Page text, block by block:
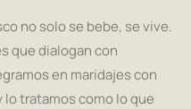
no solo se bebe, se vive.
que dialogan con
en maridajes con
tratamos como lo que